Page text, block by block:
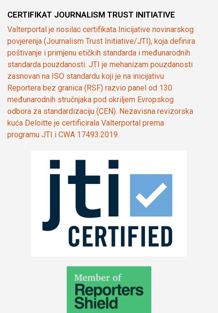
CERTIFIKAT JOURNALISM TRUST INITIATIVE
Valterportal je nosilac certifikata Inicijative novinarskog
povjerenja (Journalism Trust Initiative/JTI), koja definira
poštivanje i primjenu etičkih standarda i međunarodnih
standarda pouzdanosti. JTI je mehanizam pouzdanosti
zasnovan na ISO standardu koji je na inicijativu
Reportera bez granica (RSF) razvio panel od 130
međunarodnih stručnjaka pod okriljem Evropskog
odbora za standardizaciju (CEN). Nezavisna revizorska
kuća Deloitte je certificirala Valterportal prema
programu JTI i CWA 17493:2019.